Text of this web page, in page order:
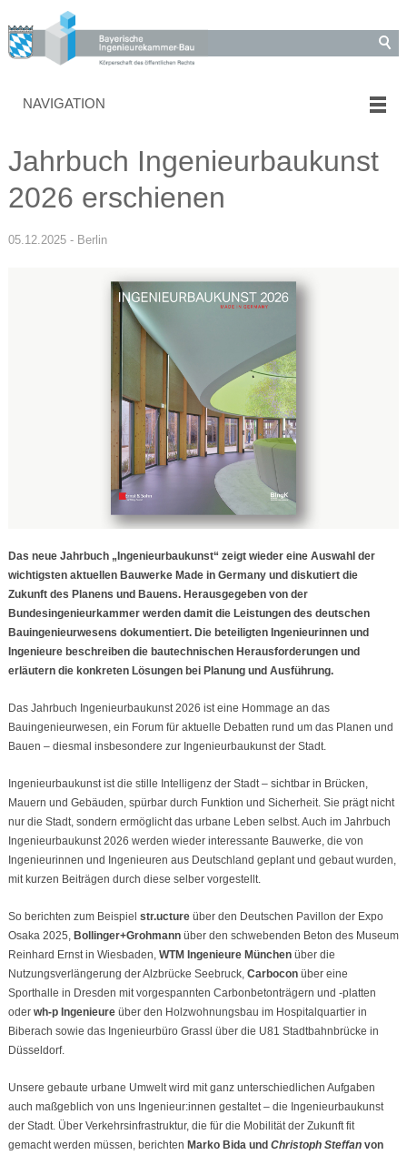
NAVIGATION
Jahrbuch Ingenieurbaukunst
2026 erschienen
05.12.2025 - Berlin
Das neue Jahrbuch „Ingenieurbaukunst“ zeigt wieder eine Auswahl der
wichtigsten aktuellen Bauwerke Made in Germany und diskutiert die
Zukunft des Planens und Bauens. Herausgegeben von der
Bundesingenieurkammer werden damit die Leistungen des deutschen
Bauingenieurwesens dokumentiert. Die beteiligten Ingenieurinnen und
Ingenieure beschreiben die bautechnischen Herausforderungen und
erläutern die konkreten Lösungen bei Planung und Ausführung.
Das Jahrbuch Ingenieurbaukunst 2026 ist eine Hommage an das
Bauingenieurwesen, ein Forum für aktuelle Debatten rund um das Planen und
Bauen – diesmal insbesondere zur Ingenieurbaukunst der Stadt.
Ingenieurbaukunst ist die stille Intelligenz der Stadt – sichtbar in Brücken,
Mauern und Gebäuden, spürbar durch Funktion und Sicherheit. Sie prägt nicht
nur die Stadt, sondern ermöglicht das urbane Leben selbst. Auch im Jahrbuch
Ingenieurbaukunst 2026 werden wieder interessante Bauwerke, die von
Ingenieurinnen und Ingenieuren aus Deutschland geplant und gebaut wurden,
mit kurzen Beiträgen durch diese selber vorgestellt.
So berichten zum Beispiel str.uctureüber den Deutschen Pavillon der Expo
Osaka 2025, Bollinger+Grohmannüber den schwebenden Beton des Museum
Reinhard Ernst in Wiesbaden, WTM Ingenieure Münchenüber die
Nutzungsverlängerung der Alzbrücke Seebruck, Carboconüber eine
Sporthalle in Dresden mit vorgespannten Carbonbetonträgern und -platten
oder wh-p Ingenieureüber den Holzwohnungsbau im Hospitalquartier in
Biberach sowie das Ingenieurbüro Grassl über die U81 Stadtbahnbrücke in
Düsseldorf.
Unsere gebaute urbane Umwelt wird mit ganz unterschiedlichen Aufgaben
auch maßgeblich von uns Ingenieur:innen gestaltet – die Ingenieurbaukunst
der Stadt. Über Verkehrsinfrastruktur, die für die Mobilität der Zukunft fit
gemacht werden müssen, berichten Marko Bidaund Christoph Steffanvon